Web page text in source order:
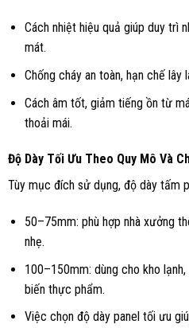
Cách nhiệt hiệu quả giúp duy trì
mát.
Chống cháy an toàn, hạn chế lây
Cách âm tốt, giảm tiếng ồn từ
thoải mái.
Độ Dày Tối Ưu Theo Quy Mô Và
Tùy mục đích sử dụng, độ dày tấm
50–75mm: phù hợp nhà xưởng
nhẹ.
100–150mm: dùng cho kho
biến thực phẩm.
Việc chọn độ dày panel tối ưu